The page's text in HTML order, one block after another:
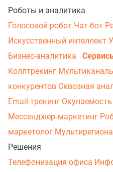
Роботы и аналитика
Голосовой робот Чат-бот
Искусственный интеллект
Бизнес-аналитика
Коллтрекинг
конкурентов Сквозная
Email-трекинг
Мессенджер‑маркетинг
маркетолог
Решения
Телефонизация офиса